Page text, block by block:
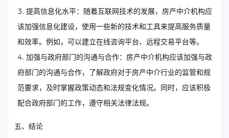
提高信息化水平：随着互联网技术的发展，房产中介机构应
该加强信息化建设，使用一些新的技术和工具来提高服务质量
和效率。例如，可以建立在线咨询平台、远程交易平台等。
加强与政府部门的沟通与合作：房产中介机构应该加强与政
府部门的沟通与合作，了解政府对于房产中介行业的监管和规
范要求，及时掌握政策动态和法规变化情况。同时，应该积极
配合政府部门的工作，遵守相关法律法规。
五、结论